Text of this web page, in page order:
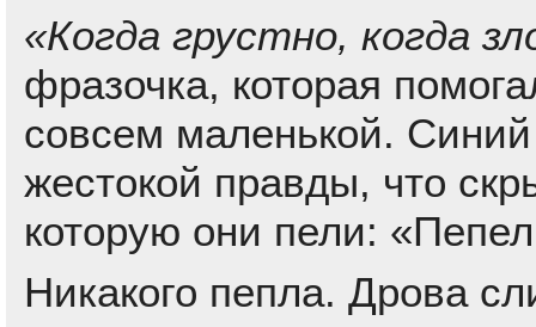
«Когда грустно, когда
фразочка, которая
совсем маленькой.
жестокой правды, что
которую они пели:
Никакого пепла. Дрова